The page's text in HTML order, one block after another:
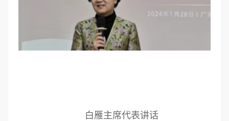
白雁主席代表讲话